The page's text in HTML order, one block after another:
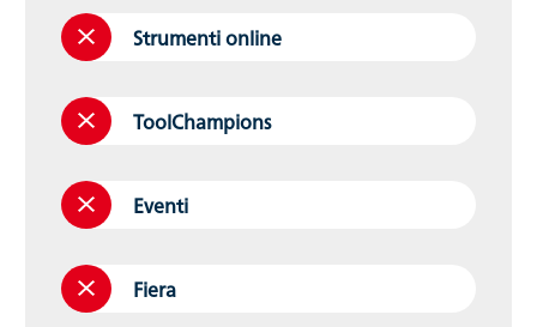
Strumenti online
ToolChampions
Eventi
Fiera